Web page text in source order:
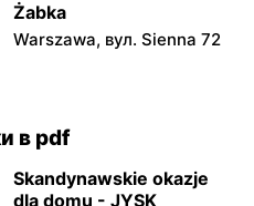
Jysk
Żabka
Warszawa, вул. Sienna 72
в pdf
Skandynawskie okazje
dla domu - JYSK